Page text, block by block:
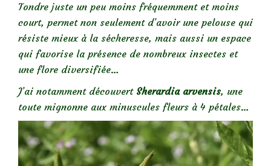
Tondre juste un peu moins fréquemment et moins
court, permet non seulement d’avoir une pelouse qui
résiste mieux à la sécheresse, mais aussi un espace
qui favorise la présence de nombreux insectes et
une flore diversifiée…
J’ai notamment découvert Sherardia arvensis, une
toute mignonne aux minuscules fleurs à 4 pétales…